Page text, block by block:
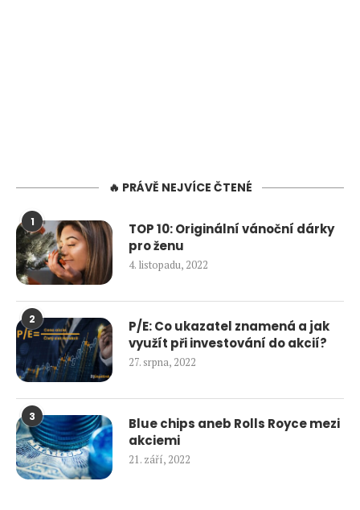
🔥 PRÁVĚ NEJVÍCE ČTENÉ
1
TOP 10: Originální vánoční dárky
pro ženu
4. listopadu, 2022
2
P/E: Co ukazatel znamená a jak
využít při investování do akcií?
27. srpna, 2022
3
Blue chips aneb Rolls Royce mezi
akciemi
21. září, 2022